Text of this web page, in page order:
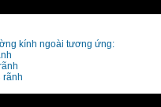
kính ngoài tương ứng:
rãnh